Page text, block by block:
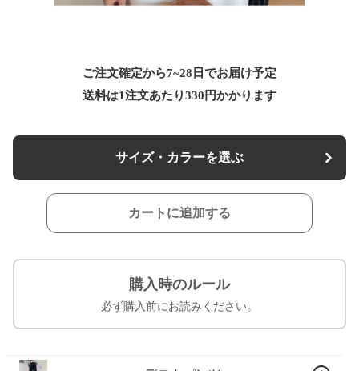
ご注文確定から7~28日でお届け予定
送料は1注文あたり330 円かかります
サイズ・カラーを選ぶ
カートに追加する
購入時のルール
必ず購入前にお読みください。